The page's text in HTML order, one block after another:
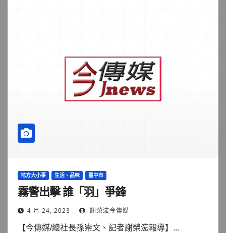
地方大小事 生活、品味 臺中市
霧警出擊 誰「羽」爭鋒
4 月 24, 2023 謝榮浤今傳媒
【今傳媒/總社長孫崇文、記者謝榮浤報導】...